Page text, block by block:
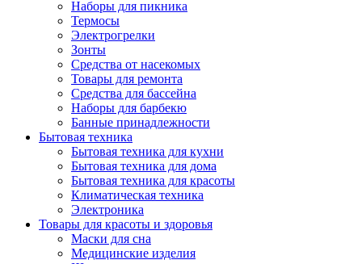
Наборы для пикника
Термосы
Электрогрелки
Зонты
Средства от насекомых
Товары для ремонта
Средства для бассейна
Наборы для барбекю
Банные принадлежности
Бытовая техника
Бытовая техника для кухни
Бытовая техника для дома
Бытовая техника для красоты
Климатическая техника
Электроника
Товары для красоты и здоровья
Маски для сна
Медицинские изделия